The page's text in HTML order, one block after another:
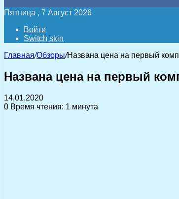
Пятница , 7 Август 2026
Войти
Switch skin
Главная/Обзоры/Названа цена на первый
Названа цена на первый
14.01.2020
0 Время чтения: 1 минута